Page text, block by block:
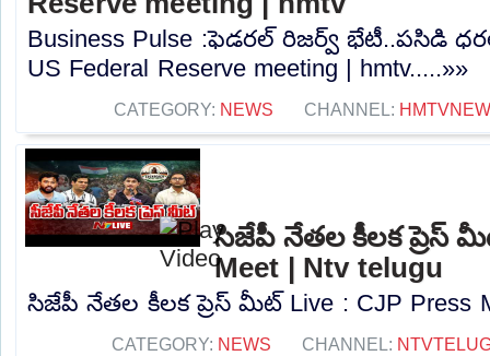
Business Pulse :ఫెడరల్ రిజర్వ్ భేటీ..పసిడి
US Federal Reserve meeting | hmtv.....»»
CATEGORY: NEWS CHANNEL:
సిజేపీ నేతల కీలక ప్రెస్
Meet | Ntv telugu
సిజేపీ నేతల కీలక ప్రెస్ మీట్ Live : CJP Press
CATEGORY: NEWS CHANNEL: